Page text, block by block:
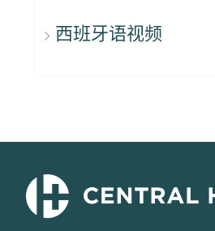
西班牙语视频